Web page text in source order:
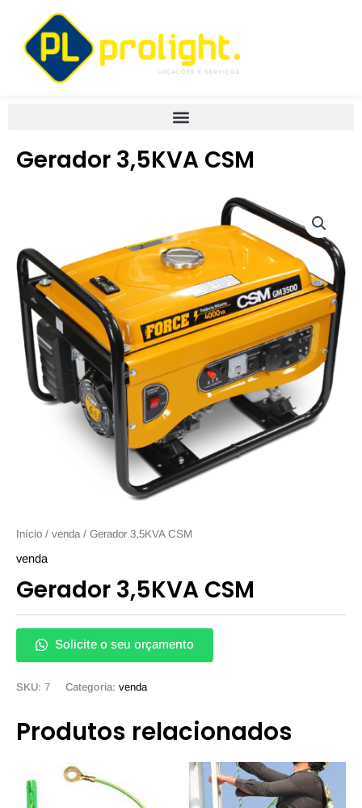
conteúdo
Gerador 3,5KVA CSM
Início / venda / Gerador 3,5KVA CSM
venda
Gerador 3,5KVA CSM
Solicite o seu orçamento
SKU: 7 Categoria: venda
Produtos relacionados